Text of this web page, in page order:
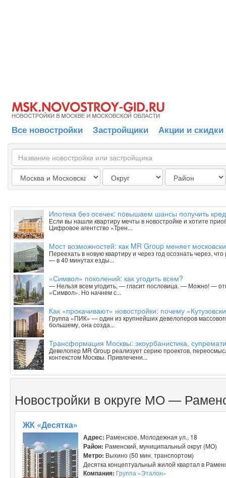
Все новостройки Застройщики Акции и скидки
Ипотека без осечек: повышаем шансы получить
Если вы нашли квартиру мечты в новостройке и хотите
Цифровое агентство «Трен...
Мост возможностей: как MR Group меняет
Переехать в новую квартиру и через год осознать через,
— в 40 минутах езды...
«Символ» поколений: как угодить всем?
— Нельзя всем угодить, — гласит пословица. — Можно! —
«Символ». Но начнем с...
Как «прокачивают» новостройки: почему
Группа «ПИК» — один из крупнейших девелоперов
большему, она созда...
Трансформация Москвы: экоурбанистика,
Девелопер MR Group реализует серию проектов,
контекстом Москвы. Привлечени...
Новостройки в округе МО —
ЖК «Десятка»
Адрес: Раменское, Молодежная ул., 18
Район: Раменский, муниципальный округ (МО)
Метро: Выхино (50 мин. транспортом)
Десятка концептуальный жилой квартал в
Компания: Группа «Эталон»